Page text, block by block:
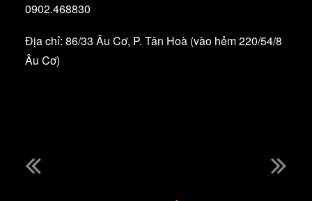
0902.468830
Địa chỉ: 86/33 Âu Cơ, P. Tân Hoà (vào hẻm 220/54/8
Âu Cơ)